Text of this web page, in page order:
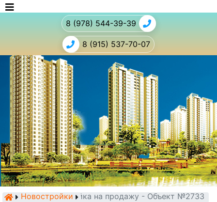
8 (978) 544-39-39
8 (915) 537-70-07
Новостройки
Новостройка на продажу - Объект №2733